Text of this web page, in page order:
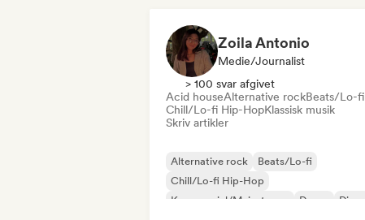
Zoila Antonio
Medie/journalist
> 100 svar afgivet
Acid houseAlternative rockBeats/Lo-fi
Chill/Lo-fi Hip-HopKlassisk musik
Skriv artikler
Alternative rock
Beats/Lo-fi
Chill/Lo-fi Hip-Hop
Kommerciel/Mainstream
Dance
Disco